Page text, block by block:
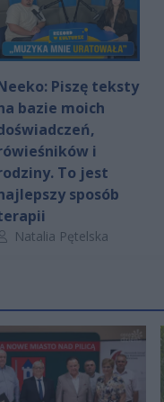
Piszę teksty
bazie moich
i
To jest
sposób
artykułu:
Natalia Pętelska